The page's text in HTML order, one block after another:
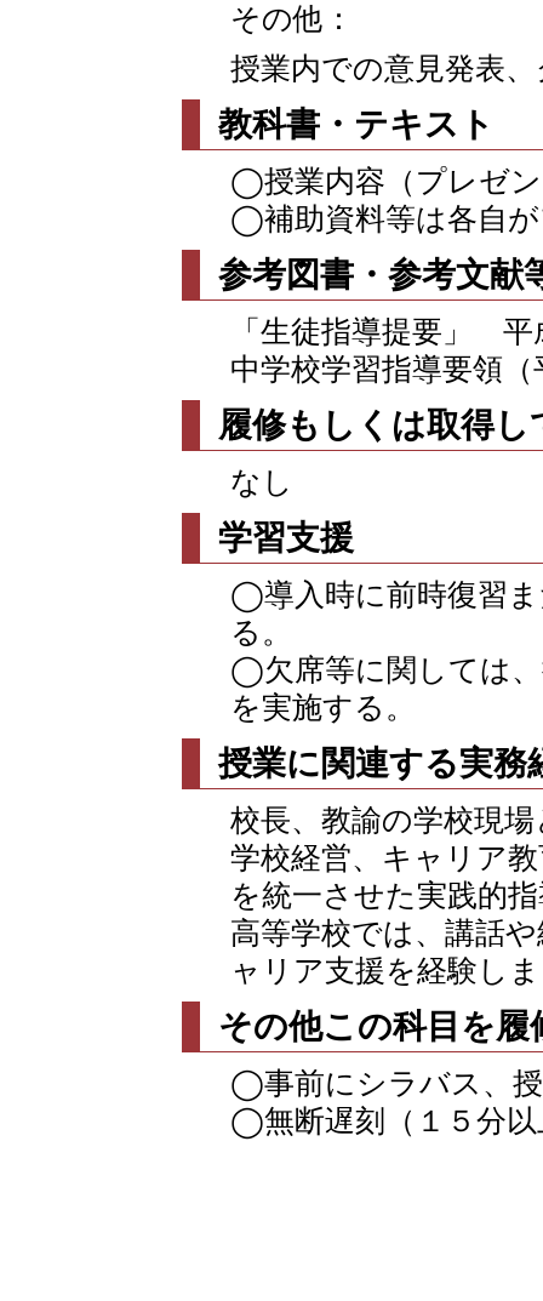
その他：
授業内での意見発表
教科書・テキスト
◯授業内容（プレゼ
◯補助資料等は各自
参考図書・参考文献
「生徒指導提要」
中学校学習指導要領
履修もしくは取得
なし
学習支援
◯導入時に前時復習
る。
◯欠席等に関しては
を実施する。
授業に関連する実務
校長、教諭の学校現
学校経営、キャリア
を統一させた実践的
高等学校では、講話
ャリア支援を経験し
その他この科目を
◯事前にシラバス、
◯無断遅刻（１５分